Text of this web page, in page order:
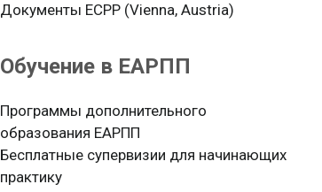
Документы ЕСРР (Vienna, Austria)
Обучение в ЕАРПП
Программы дополнительного
образования ЕАРПП
Бесплатные супервизии для начинающих
практику